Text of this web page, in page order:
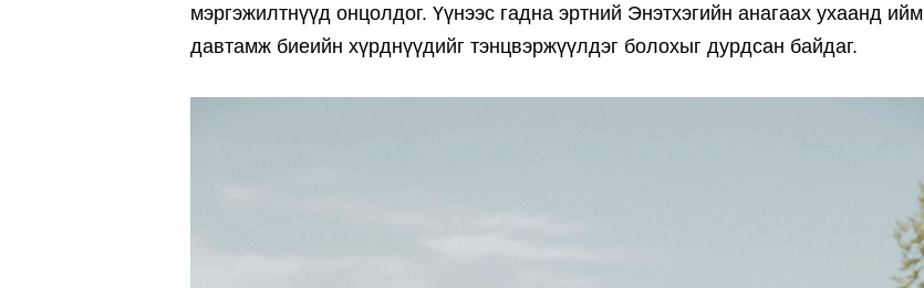
мэргэжилтнүүд онцолдог. Үүнээс гадна эртний Энэтхэгийн анагаах ухаанд ийм
давтамж биеийн хүрднүүдийг тэнцвэржүүлдэг болохыг дурдсан байдаг.